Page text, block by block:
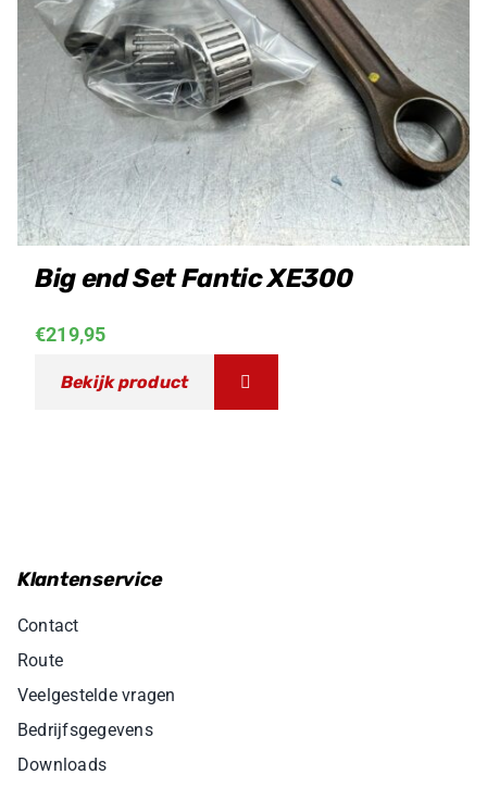
Big end Set Fantic XE300
€219,95
Bekijk product
Klantenservice
Contact
Route
Veelgestelde vragen
Bedrijfsgegevens
Downloads